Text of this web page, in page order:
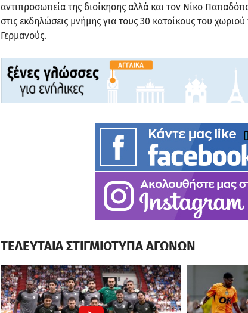
αντιπροσωπεία της διοίκησης αλλά και τον Νίκο
στις εκδηλώσεις μνήμης για τους 30 κατοίκους του
Γερμανούς.
ΤΕΛΕΥΤΑΙΑ ΣΤΙΓΜΙΟΤΥΠΑ ΑΓΩΝΩΝ